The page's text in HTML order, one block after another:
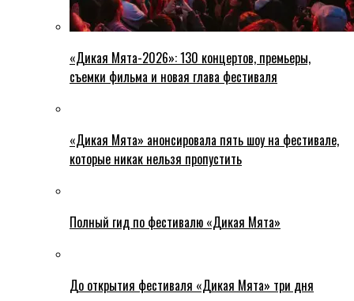
«Дикая Мята-2026»: 130 концертов, премьеры,
съемки фильма и новая глава фестиваля
«Дикая Мята» анонсировала пять шоу на фестивале,
которые никак нельзя пропустить
Полный гид по фестивалю «Дикая Мята»
До открытия фестиваля «Дикая Мята» три дня